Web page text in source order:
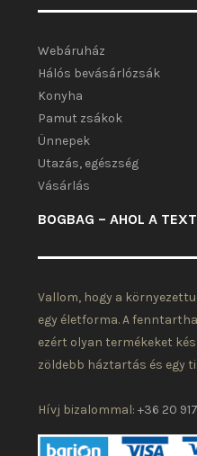
Webáruház
Hálós bevásárlózsák
Konyha
Pamut zsákok
Ünnepek
Utazás, egészség
Vásárlás
BOGBAG – AHOL A
Vallom, hogy a
egy életforma. A
ezért olyan termékeket
zöldebb háztartás és egy
Hívj bizalommal:+36 20